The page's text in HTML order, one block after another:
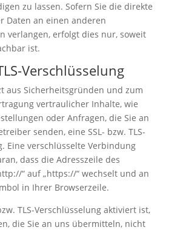
zu lassen. Sofern Sie die direkte
Daten an einen anderen
verlangen, erfolgt dies nur, soweit
ist.
Verschlüsselung
aus Sicherheitsgründen und zum
vertraulicher Inhalte, wie
oder Anfragen, die Sie an
senden, eine SSL- bzw. TLS-
Eine verschlüsselte Verbindung
dass die Adresszeile des
“ auf „https://“ wechselt und an
in Ihrer Browserzeile.
TLS-Verschlüsselung aktiviert ist,
die Sie an uns übermitteln, nicht